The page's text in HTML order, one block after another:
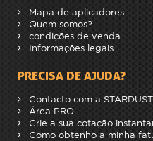
Mapa de aplicadores.
Quem somos?
condições de venda
Informações legais
PRECISA DE AJUDA?
Contacto com a
Área PRO
Crie a sua cotação
Como obtenho a minha